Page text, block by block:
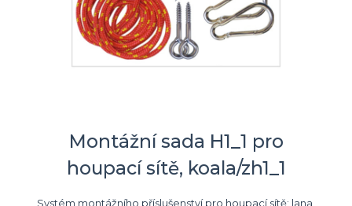
Montážní sada H1_1 pro
houpací sítě, koala/zh1_1
Systém montážního příslušenství pro houpací sítě: lana,